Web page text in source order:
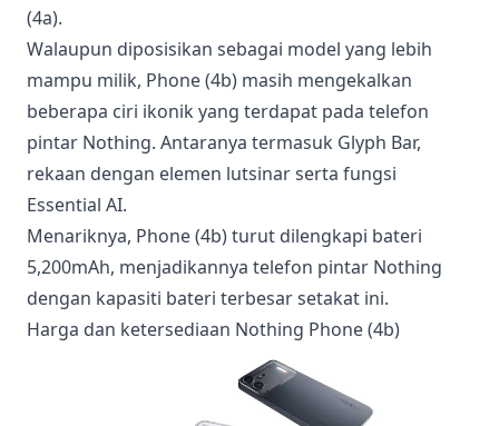
(4a).
Walaupun diposisikan sebagai model yang lebih
mampu milik, Phone (4b) masih mengekalkan
beberapa ciri ikonik yang terdapat pada telefon
pintar Nothing. Antaranya termasuk Glyph Bar,
rekaan dengan elemen lutsinar serta fungsi
Essential AI.
Menariknya, Phone (4b) turut dilengkapi bateri
5,200mAh, menjadikannya telefon pintar Nothing
dengan kapasiti bateri terbesar setakat ini.
Harga dan ketersediaan Nothing Phone (4b)